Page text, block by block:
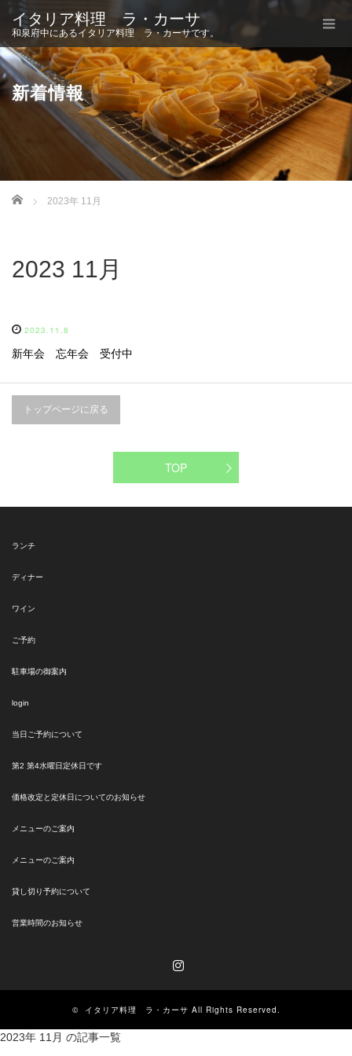
イタリア料理 ラ・カーサ
和泉府中にあるイタリア料理 ラ・カーサです。
新着情報
Home 2023年 11月
2023 11月
2023.11.8
新年会 忘年会 受付中
トップページに戻る
TOP
ランチ
ディナー
ワイン
ご予約
駐車場の御案内
login
当日ご予約について
第2 第4水曜日定休日です
価格改定と定休日についてのお知らせ
メニューのご案内
メニューのご案内
貸し切り予約について
営業時間のお知らせ
© イタリア料理 ラ・カーサ All Rights Reserved.
2023年 11月 の記事一覧